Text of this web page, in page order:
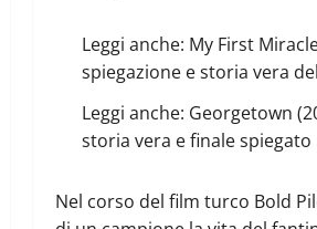
Leggi anche: My First
spiegazione e storia vera
Leggi anche: Georgetown
storia vera e finale spiegato
Nel corso del film turco Bold